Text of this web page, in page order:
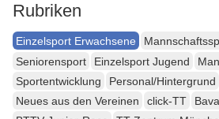
Rubriken
Einzelsport Erwachsene
Seniorensport
Einzelsport Jugend
Sportentwicklung
Personal/Hintergrund
Neues aus den Vereinen
click-TT